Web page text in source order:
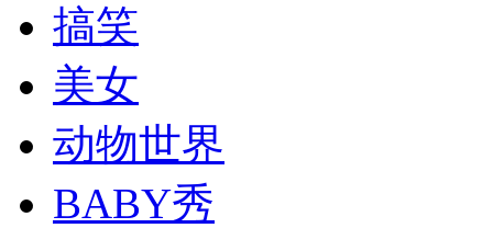
消防员救轻生者
搞笑
美女
动物世界
BABY秀